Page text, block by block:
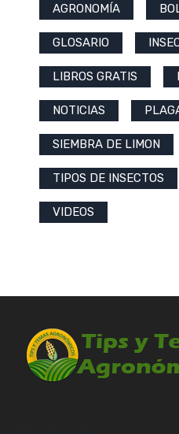
AGRONOMÍA
GLOSARIO
LIBROS GRATIS
NOTICIAS
SIEMBRA DE LIMON
TIPOS DE INSECTOS
VIDEOS